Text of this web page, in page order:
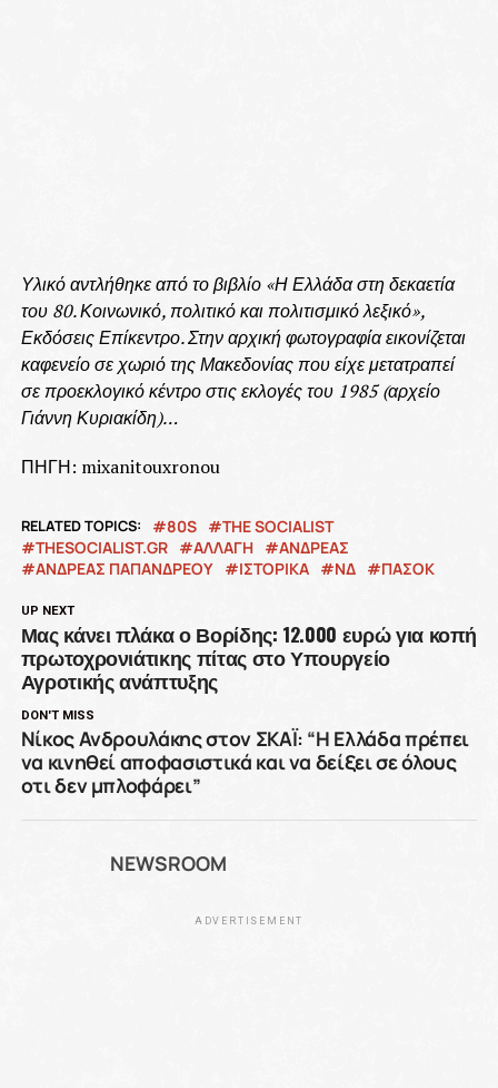
Υλικό αντλήθηκε από το βιβλίο «Η Ελλάδα στη δεκαετία
του 80. Κοινωνικό, πολιτικό και πολιτισμικό λεξικό»,
Εκδόσεις Επίκεντρο. Στην αρχική φωτογραφία εικονίζεται
καφενείο σε χωριό της Μακεδονίας που είχε μετατραπεί
σε προεκλογικό κέντρο στις εκλογές του 1985 (αρχείο
Γιάννη Κυριακίδη)…
ΠΗΓΗ: mixanitouxronou
RELATED TOPICS: 80S
THE SOCIALIST
THESOCIALIST.GR
ΑΛΛΑΓΗ
ΑΝΔΡΕΑΣ
ΑΝΔΡΕΑΣ ΠΑΠΑΝΔΡΕΟΥ
ΙΣΤΟΡΙΚΆ ΝΔ ΠΑΣΟΚ
UP NEXT
Μας κάνει πλάκα ο Βορίδης: 12.000 ευρώ για κοπή
πρωτοχρονιάτικης πίτας στο Υπουργείο
Αγροτικής ανάπτυξης
DON'T MISS
Νίκος Ανδρουλάκης στον ΣΚΑΪ: “Η Ελλάδα πρέπει
να κινηθεί αποφασιστικά και να δείξει σε όλους
οτι δεν μπλοφάρει”
NEWSROOM
ADVERTISEMENT